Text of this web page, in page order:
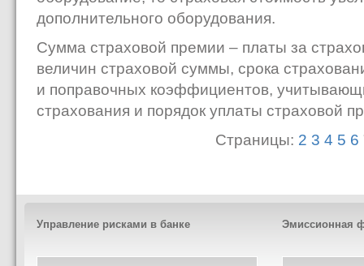
дополнительного оборудования.
Сумма страховой премии – платы за
величин страховой суммы, срока
и поправочных коэффициентов,
страхования и порядок уплаты страховой
Страницы: 2 3 4 5 6
Управление рисками в банке Эмиссионная